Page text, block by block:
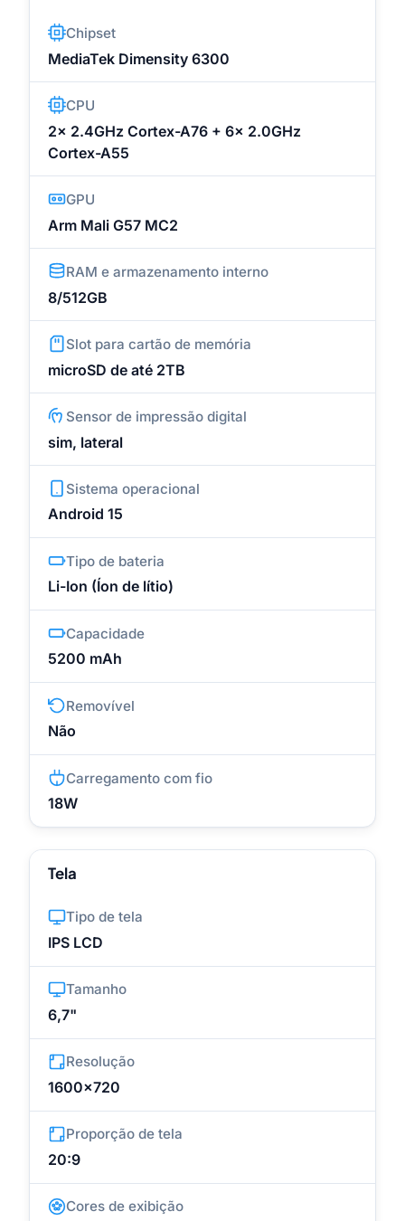
Chipset
MediaTek Dimensity 6300
CPU
2x 2.4GHz Cortex-A76 + 6x 2.0GHz
Cortex-A55
GPU
Arm Mali G57 MC2
RAM e armazenamento interno
8/512GB
Slot para cartão de memória
microSD de até 2TB
Sensor de impressão digital
sim, lateral
Sistema operacional
Android 15
Tipo de bateria
Li-Ion (Íon de lítio)
Capacidade
5200 mAh
Removível
Não
Carregamento com fio
18W
Tela
Tipo de tela
IPS LCD
Tamanho
6,7"
Resolução
1600x720
Proporção de tela
20:9
Cores de exibição